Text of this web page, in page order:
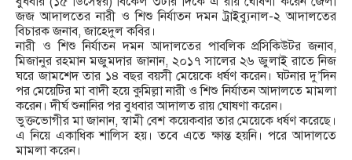
জজ আদালতের নারী ও শিশু নির্যাতন দমন ট্রাইব্যুনাল-২ আদালতের
বিচারক জনাব, জাহেদুল কবির।
নারী ও শিশু নির্যাতন দমন আদালতের পাবলিক প্রসিকিউটর জনাব,
মিজানুর রহমান মজুমদার জানান, ২০১৭ সালের ২৬ জুলাই রাতে নিজ
ঘরে জামশেদ তার ১৪ বছর বয়সী মেয়েকে ধর্ষণ করেন। ঘটনার দু’দিন
পর মেয়েটির মা বাদী হয়ে কুমিল্লা নারী ও শিশু নির্যাতন আদালতে মামলা
করেন। দীর্ঘ শুনানির পর বুধবার আদালত রায় ঘোষণা করেন।
ভুক্তভোগীর মা জানান, স্বামী বেশ কয়েকবার তার মেয়েকে ধর্ষণ করেছে।
এ নিয়ে একাধিক শালিস হয়। তবে এতে ক্ষান্ত হয়নি। পরে আদালতে
মামলা করেন।